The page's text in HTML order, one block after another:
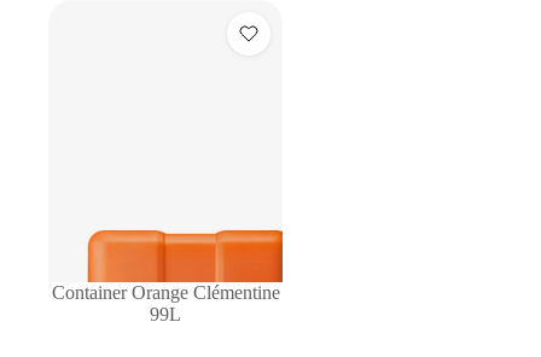
Container Orange Clémentine
99L